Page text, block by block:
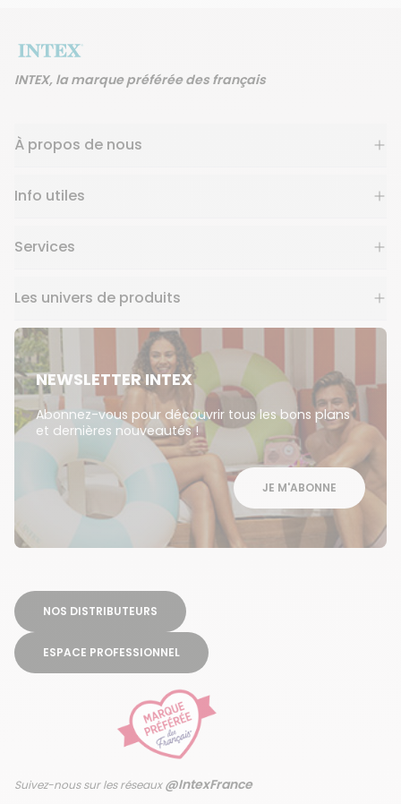
INTEX, la marque préférée des français
À propos de nous
Info utiles
Services
Les univers de produits
NEWSLETTER INTEX
Abonnez-vous pour découvrir tous les bons plans
et dernières nouveautés !
JE M'ABONNE
NOS DISTRIBUTEURS
ESPACE PROFESSIONNEL
Suivez-nous sur les réseaux@IntexFrance